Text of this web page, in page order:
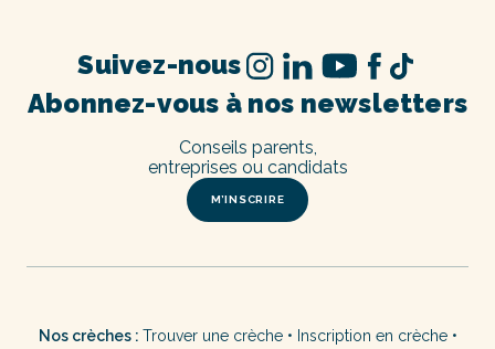
Abonnez-vous à nos newsletters
M’INSCRIRE
Conseils parents,
entreprises ou candidats
Suivez-nous
Nos crèches : Trouver une crèche• Inscription en crèche•